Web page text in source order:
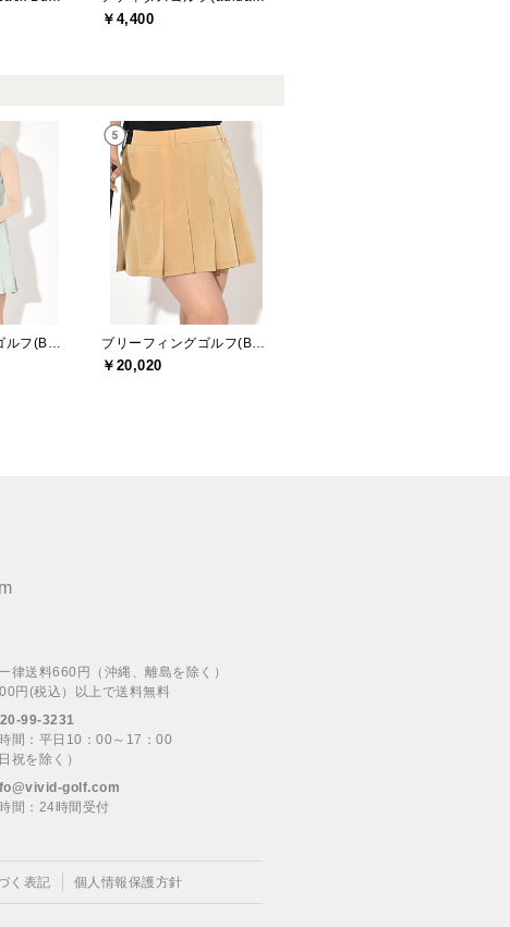
￥4,400
￥20,020
律送料660円（沖縄、離島を除く）
円(税込）以上で送料無料
99-3231
間：平日10：00～17：00
祝を除く）
golf.com
間：24時間受付
く表記 個人情報保護方針